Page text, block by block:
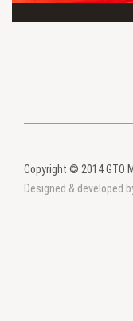
Copyright © 2014 GTO
Designed & developed